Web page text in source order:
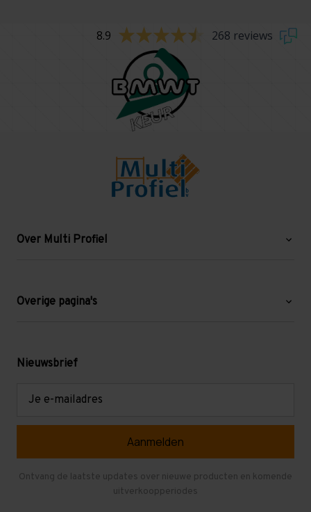
8.9 268 reviews
Over Multi Profiel
Blog
Levering en afhalen
Overige pagina's
Mezzanine
Gebruikte entresolvloeren
Nieuwsbrief
Ontvang de laatste updates over nieuwe producten en komende
uitverkoopperiodes